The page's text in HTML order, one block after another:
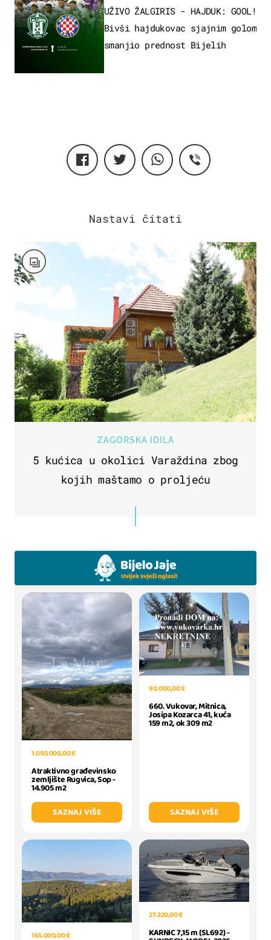
UŽIVO ŽALGIRIS - HAJDUK: GOOL!
Bivši hajdukovac sjajnim golom
smanjio prednost Bijelih
ZAGORSKA IDILA
5 kućica u okolici Varaždina zbog
kojih maštamo o proljeću
1.050.000,00 €
Atraktivno građevinsko
zemljište Rugvica, Sop -
14.905 m2
SAZNAJ VIŠE
90.000,00 €
660. Vukovar, Mitnica,
Josipa Kozarca 41, kuća
159 m2, ok 309 m2
SAZNAJ VIŠE
165.000,00 €
27.220,00 €
KARNIC 7,15 m (SL692) -